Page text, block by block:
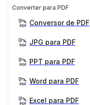
Converter para PDF
Conversor de PDF
JPG para PDF
PPT para PDF
Word para PDF
Excel para PDF